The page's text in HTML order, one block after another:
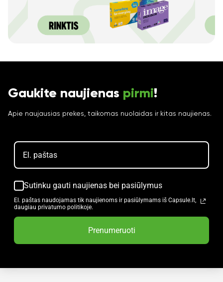
Gaukite naujienas pirmi!
Apie naujausias prekes, taikomas nuolaidas ir kitas naujienas.
Sutinku gauti naujienas bei pasiūlymus
El. paštas naudojamas tik naujienoms ir pasiūlymams iš Capsule.lt,
daugiau privatumo politikoje.
Prenumeruoti